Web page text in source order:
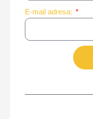
E-mail adresa: